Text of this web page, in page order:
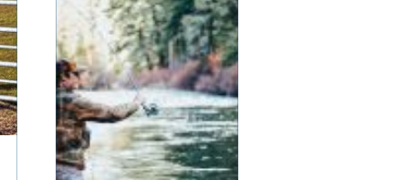
en fremragende måde at
forbrænd...